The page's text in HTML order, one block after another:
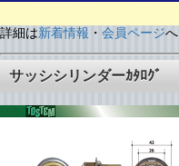
詳細は新着情報 ・ 会員ページへ
サッシシリンダーｶﾀﾛｸﾞ